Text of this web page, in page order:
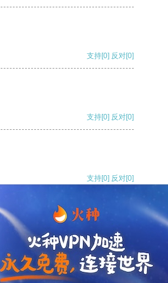
支持[0] 反对[0]
支持[0] 反对[0]
支持[0] 反对[0]
支持[0] 反对